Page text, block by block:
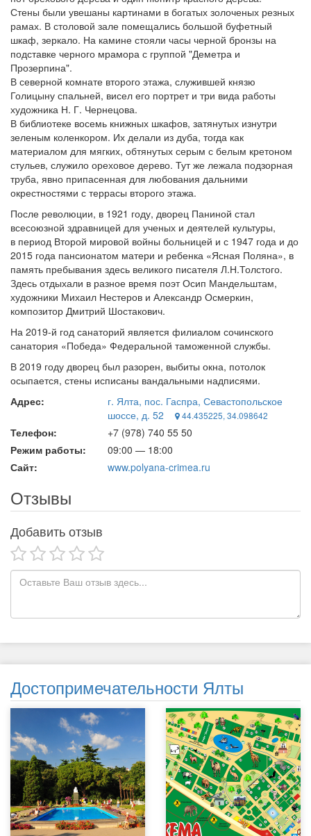
Стены были увешаны картинами в богатых золоченых резных
рамах. В столовой зале помещались большой буфетный
шкаф, зеркало. На камине стояли часы черной бронзы на
подставке черного мрамора с группой "Деметра и
Прозерпина".
В северной комнате второго этажа, служившей князю
Голицыну спальней, висел его портрет и три вида работы
художника Н. Г. Чернецова.
В библиотеке восемь книжных шкафов, затянутых изнутри
зеленым коленкором. Их делали из дуба, тогда как
материалом для мягких, обтянутых серым с белым кретоном
стульев, служило ореховое дерево. Тут же лежала подзорная
труба, явно припасенная для любования дальними
окрестностями с террасы второго этажа.
После революции, в 1921 году, дворец Паниной стал
всесоюзной здравницей для ученых и деятелей культуры,
в период Второй мировой войны больницей и с 1947 года и до
2015 года пансионатом матери и ребенка «Ясная Поляна», в
память пребывания здесь великого писателя Л.Н.Толстого.
Здесь отдыхали в разное время поэт Осип Мандельштам,
художники Михаил Нестеров и Александр Осмеркин,
композитор Дмитрий Шостакович.
На 2019-й год санаторий является филиалом сочинского
санатория «Победа» Федеральной таможенной службы.
В 2019 году дворец был разорен, выбиты окна, потолок
осыпается, стены исписаны вандальными надписями.
Адрес:
г. Ялта, пос. Гаспра, Севастопольское
шоссе, д. 52
44.435225, 34.098642
Телефон:
+7 (978) 740 55 50
Режим работы:
09:00 — 18:00
Сайт:
www.polyana-crimea.ru
Отзывы
Добавить отзыв
Достопримечательности Ялты